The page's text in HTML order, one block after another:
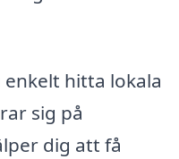
hitta lokala
sig på
dig att få